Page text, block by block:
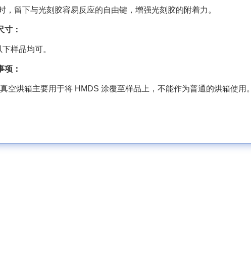
，留下与光刻胶容易反应的自由键，增强光刻胶的附着力。
寸：
样品均可。
项：
空烘箱主要用于将 HMDS 涂覆至样品上，不能作为普通的烘箱使用。